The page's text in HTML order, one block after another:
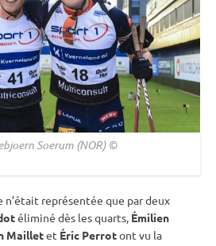
Soerum (NOR) ©
n’était représentée que par deux
éliminé dès les quarts, Émilien
Mailletet Éric Perrotont vu la